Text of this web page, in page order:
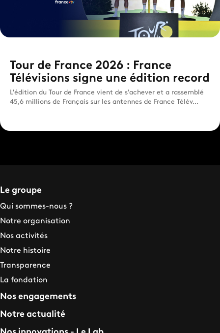
Tour de France 2026 : France
Télévisions signe une édition record
L'édition du Tour de France vient de s'achever et a rassemblé
45,6 millions de Français sur les antennes de France Télév...
Le groupe
Qui sommes-nous ?
Notre organisation
Nos activités
Notre histoire
Transparence
La fondation
Nos engagements
Notre actualité